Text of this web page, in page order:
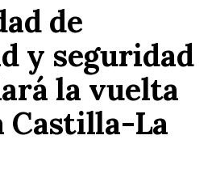
de
y seguridad
la vuelta
Castilla-La